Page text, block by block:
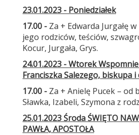
23.01.2023 - Poniedziałek
17.00 - Za + Edwarda Jurgałę
jego rodziców, teściów,
Kocur, Jurgała, Grys.
24.01.2023 - Wtorek
Franciszka Salezego, biskupa i
17.00 - Za + Anielę Pucek – od
Sławka, Izabeli, Szymona z
25.01.2023 Środa ŚWIĘTO
PAWŁA, APOSTOŁA